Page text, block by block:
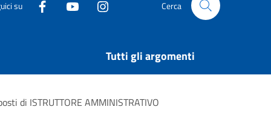
su Cerca
Tutti gli argomenti
di ISTRUTTORE AMMINISTRATIVO